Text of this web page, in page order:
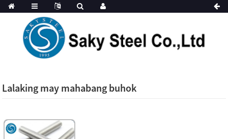
Lalaking may mahabang buhok